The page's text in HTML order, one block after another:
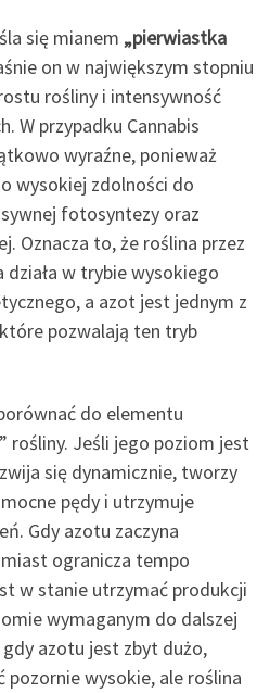
się mianem „pierwiastka
on w największym stopniu
rośliny i intensywność
W przypadku Cannabis
wyraźne, ponieważ
wysokiej zdolności do
fotosyntezy oraz
Oznacza to, że roślina przez
działa w trybie wysokiego
a azot jest jednym z
pozwalają ten tryb
do elementu
rośliny. Jeśli jego poziom jest
się dynamicznie, tworzy
pędy i utrzymuje
Gdy azotu zaczyna
ogranicza tempo
w stanie utrzymać produkcji
wymaganym do dalszej
azotu jest zbyt dużo,
wysokie, ale roślina